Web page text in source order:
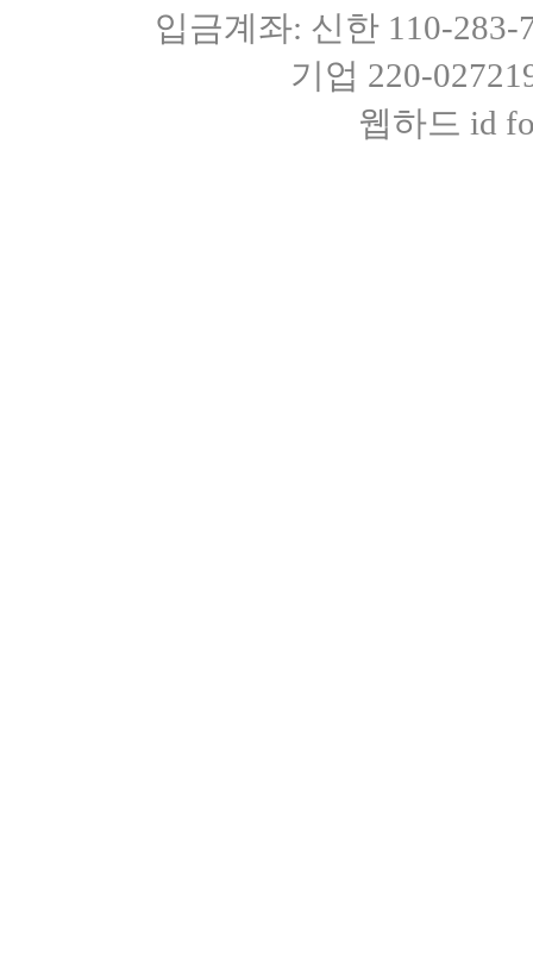
입금계좌: 신한 110-
기업 220-
웹하드 id